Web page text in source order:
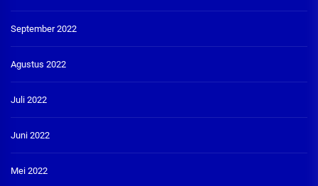
September 2022
Agustus 2022
Juli 2022
Juni 2022
Mei 2022